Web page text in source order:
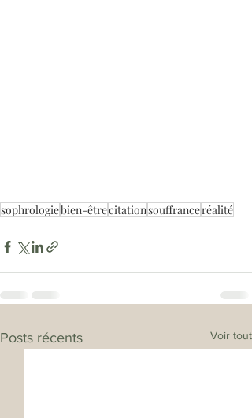
sophrologiebien-êtrecitationsouffranceréalité
Posts récents Voir tout